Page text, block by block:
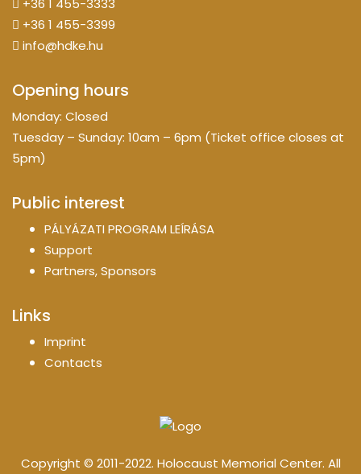
+36 1 455-3333
+36 1 455-3399
info@hdke.hu
Opening hours
Monday: Closed
Tuesday – Sunday: 10am – 6pm (Ticket office closes at
5pm)
Public interest
PÁLYÁZATI PROGRAM LEÍRÁSA
Support
Partners, Sponsors
Links
Imprint
Contacts
Copyright © 2011-2022. Holocaust Memorial Center. All